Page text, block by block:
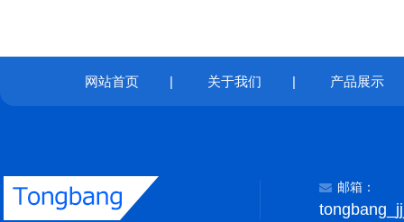
网站首页 | 关于我们 | 产品展示
邮箱：